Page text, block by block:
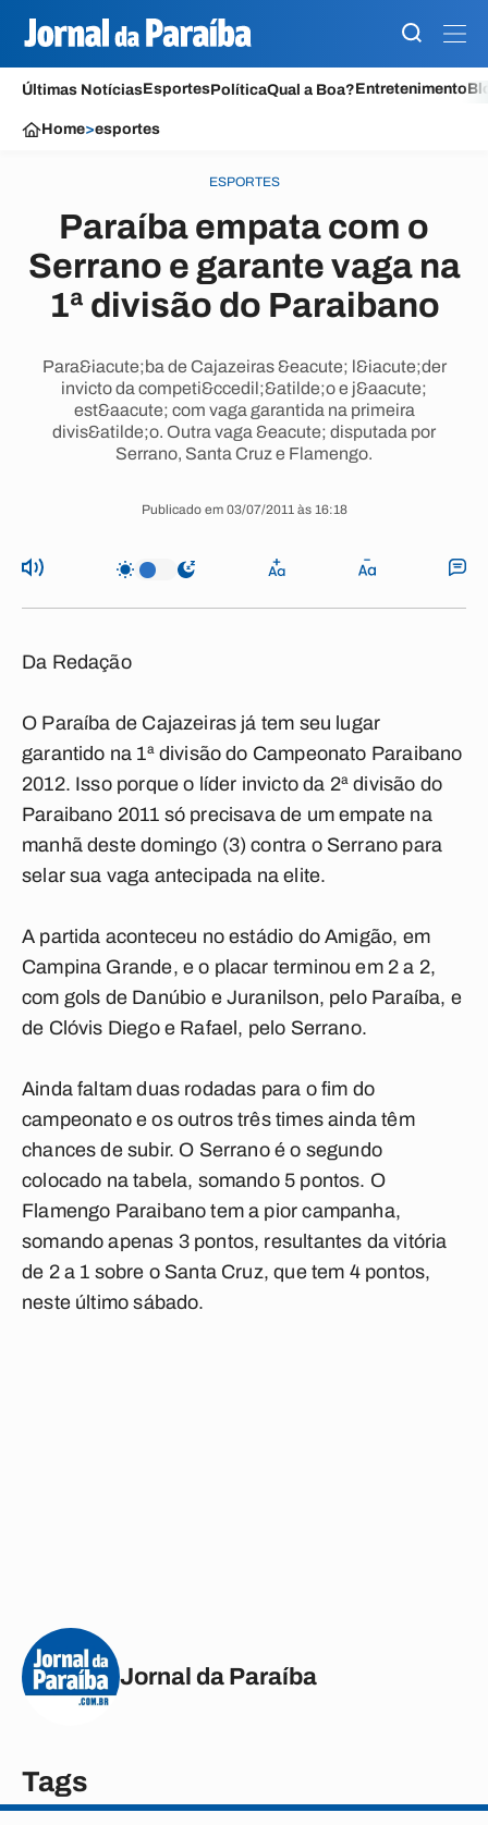
Últimas NotíciasEsportesPolíticaQual a Boa?Entretenimento
Home>esportes
ESPORTES
Paraíba empata com o
Serrano e garante vaga na
1ª divisão do Paraibano
Para&iacute;ba de Cajazeiras &eacute; l&iacute;der
invicto da competi&ccedil;&atilde;o e j&aacute;
est&aacute; com vaga garantida na primeira
divis&atilde;o. Outra vaga &eacute; disputada por
Serrano, Santa Cruz e Flamengo.
Publicado em 03/07/2011 às 16:18
Da Redação
O Paraíba de Cajazeiras já tem seu lugar
garantido na 1ª divisão do Campeonato Paraibano
2012. Isso porque o líder invicto da 2ª divisão do
Paraibano 2011 só precisava de um empate na
manhã deste domingo (3) contra o Serrano para
selar sua vaga antecipada na elite.
A partida aconteceu no estádio do Amigão, em
Campina Grande, e o placar terminou em 2 a 2,
com gols de Danúbio e Juranilson, pelo Paraíba, e
de Clóvis Diego e Rafael, pelo Serrano.
Ainda faltam duas rodadas para o fim do
campeonato e os outros três times ainda têm
chances de subir. O Serrano é o segundo
colocado na tabela, somando 5 pontos. O
Flamengo Paraibano tem a pior campanha,
somando apenas 3 pontos, resultantes da vitória
de 2 a 1 sobre o Santa Cruz, que tem 4 pontos,
neste último sábado.
Jornal da Paraíba
Tags